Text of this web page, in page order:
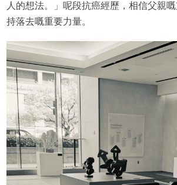
人的想法。」呢段抗癌經歷，相信父親
持落去嘅重要力量。